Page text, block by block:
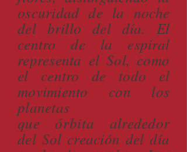
oscuridad de la noche
del brillo del día. El
centro de la espiral
representa el Sol, como
el centro de todo el
movimiento con los
planetas
queórbita alrededor
del Sol creación del día